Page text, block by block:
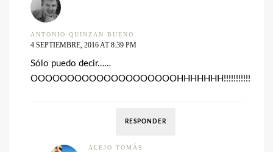
ANTONIO QUINZAN BUENO
4 SEPTIEMBRE, 2016 AT 8:39 PM
Sólo puedo decir……
OOOOOOOOOOOOOOOOOOOOHHHHHHH!!!!!!!!!!!
RESPONDER
ALEJO TOMÁS